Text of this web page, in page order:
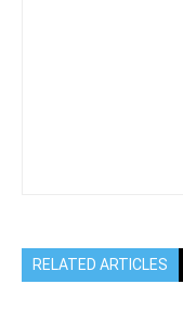
RELATED ARTICLES